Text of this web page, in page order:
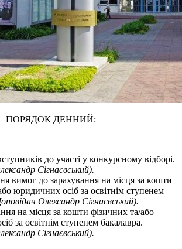
ПОРЯДОК ДЕННИЙ:
до участі у конкурсному відборі.
Сігнаєвський).
вимог до зарахування на місця за кошти
юридичних осіб за освітнім ступенем
Олександр Сігнаєвський).
на місця за кошти фізичних та/або
за освітнім ступенем бакалавра.
Сігнаєвський).